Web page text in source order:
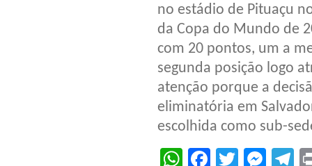
no estádio de Pituaçu
da Copa do Mundo de
com 20 pontos, um a
segunda posição logo
atenção porque a
eliminatória em
escolhida como sub-
WhatsApp
Facebook
Twitter